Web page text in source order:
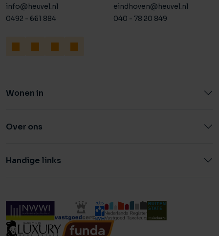
info@heuvel.nl
0492 - 661 884
eindhoven@heuvel.nl
040 - 78 20 849
Wonen in
Over ons
Handige links